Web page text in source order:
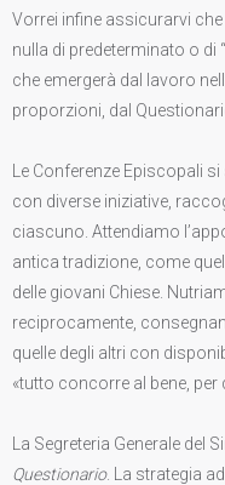
Vorrei infine assicurarvi
nulla di predeterminato o di
che emergerà dal lavoro
proporzioni, dal
Le Conferenze Episcopali
con diverse iniziative,
ciascuno. Attendiamo
antica tradizione, come
delle giovani Chiese.
reciprocamente,
quelle degli altri con
«tutto concorre al bene, per
La Segreteria Generale del
Questionario. La strategia